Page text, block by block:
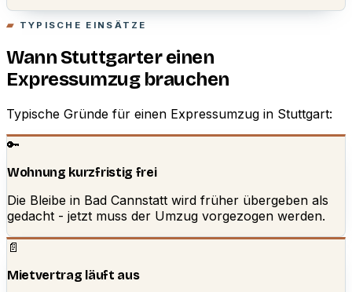
TYPISCHE EINSÄTZE
Wann Stuttgarter einen
Expressumzug brauchen
Typische Gründe für einen Expressumzug in Stuttgart:
🔑
Wohnung kurzfristig frei
Die Bleibe in Bad Cannstatt wird früher übergeben als
gedacht - jetzt muss der Umzug vorgezogen werden.
📄
Mietvertrag läuft aus